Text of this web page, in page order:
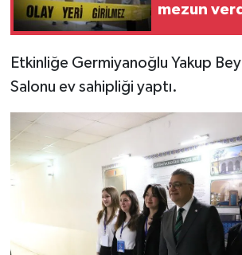
mezun
Etkinliğe Germiyanoğlu Yakup
Salonu ev sahipliği yaptı.
Kütahya
Magazin
Pazarlar
Resmi İlan